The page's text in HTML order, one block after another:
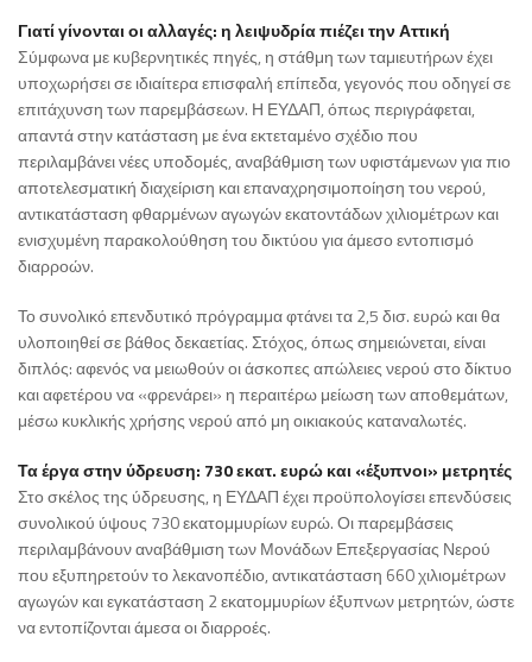
Γιατί γίνονται οι αλλαγές: η λειψυδρία πιέζει την Αττική
Σύμφωνα με κυβερνητικές πηγές, η στάθμη των ταμιευτήρων έχει
υποχωρήσει σε ιδιαίτερα επισφαλή επίπεδα, γεγονός που οδηγεί σε
επιτάχυνση των παρεμβάσεων. Η ΕΥΔΑΠ, όπως περιγράφεται,
απαντά στην κατάσταση με ένα εκτεταμένο σχέδιο που
περιλαμβάνει νέες υποδομές, αναβάθμιση των υφιστάμενων για πιο
αποτελεσματική διαχείριση και επαναχρησιμοποίηση του νερού,
αντικατάσταση φθαρμένων αγωγών εκατοντάδων χιλιομέτρων και
ενισχυμένη παρακολούθηση του δικτύου για άμεσο εντοπισμό
διαρροών.
Το συνολικό επενδυτικό πρόγραμμα φτάνει τα 2,5 δισ. ευρώ και θα
υλοποιηθεί σε βάθος δεκαετίας. Στόχος, όπως σημειώνεται, είναι
διπλός: αφενός να μειωθούν οι άσκοπες απώλειες νερού στο δίκτυο
και αφετέρου να «φρενάρει» η περαιτέρω μείωση των αποθεμάτων,
μέσω κυκλικής χρήσης νερού από μη οικιακούς καταναλωτές.
Τα έργα στην ύδρευση: 730 εκατ. ευρώ και «έξυπνοι» μετρητές
Στο σκέλος της ύδρευσης, η ΕΥΔΑΠ έχει προϋπολογίσει επενδύσεις
συνολικού ύψους 730 εκατομμυρίων ευρώ. Οι παρεμβάσεις
περιλαμβάνουν αναβάθμιση των Μονάδων Επεξεργασίας Νερού
που εξυπηρετούν το λεκανοπέδιο, αντικατάσταση 660 χιλιομέτρων
αγωγών και εγκατάσταση 2 εκατομμυρίων έξυπνων μετρητών, ώστε
να εντοπίζονται άμεσα οι διαρροές.